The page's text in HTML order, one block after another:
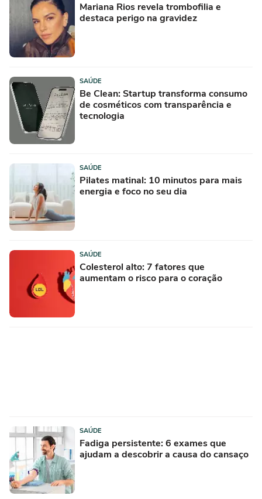
Mariana Rios revela trombofilia e
destaca perigo na gravidez
SAÚDE
Be Clean: Startup transforma consumo
de cosméticos com transparência e
tecnologia
SAÚDE
Pilates matinal: 10 minutos para mais
energia e foco no seu dia
SAÚDE
Colesterol alto: 7 fatores que
aumentam o risco para o coração
SAÚDE
Fadiga persistente: 6 exames que
ajudam a descobrir a causa do cansaço